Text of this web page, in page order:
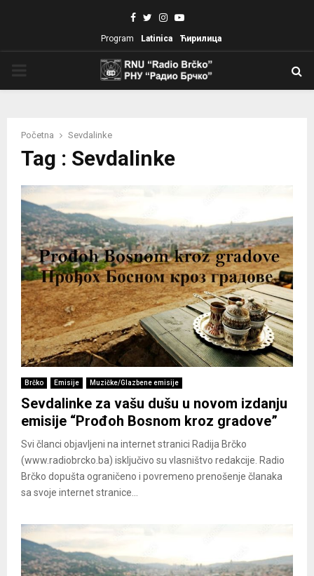
Facebook
TwitterInstagram
Youtube
Program Latinica Ћирилица
Početna Sevdalinke
Tag : Sevdalinke
Brčko Emisije Muzičke/Glazbene emisije
Sevdalinke za vašu dušu u novom izdanju
emisije “Prođoh Bosnom kroz gradove”
Svi članci objavljeni na internet stranici Radija Brčko
(www.radiobrcko.ba) isključivo su vlasništvo redakcije. Radio
Brčko dopušta ograničeno i povremeno prenošenje članaka
sa svoje internet stranice...